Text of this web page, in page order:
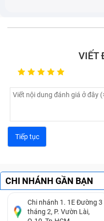
Nếu thấy máy tính có
VIẾT
CHI NHÁNH GẦN BẠN
Chi nhánh 1. 1E Đường 3
tháng 2, P. Vườn Lài,